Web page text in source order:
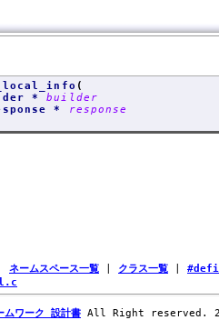
(
*builder
*
response
ネームスペース一覧 クラス一覧
ムワーク 設計書 All Right reserved.